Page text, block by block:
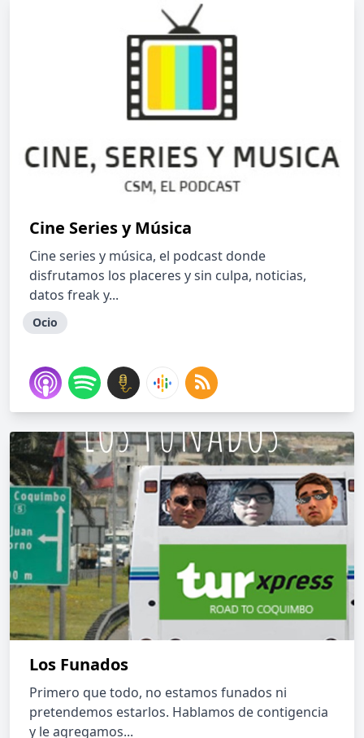
Cine Series y Música
Cine series y música, el podcast donde
disfrutamos los placeres y sin culpa, noticias,
datos freak y...
Ocio
Los Funados
Primero que todo, no estamos funados ni
pretendemos estarlos. Hablamos de contigencia
y le agregamos...